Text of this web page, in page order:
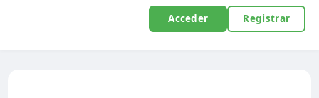
Acceder Registrar